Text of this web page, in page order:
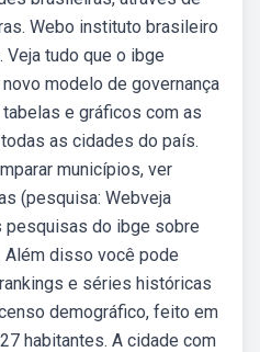
Webo instituto brasileiro
tudo que o ibge
modelo de governança
e gráficos com as
as cidades do país.
municípios, ver
(pesquisa: Webveja
pesquisas do ibge sobre
disso você pode
e séries históricas
demográfico, feito em
habitantes. A cidade com